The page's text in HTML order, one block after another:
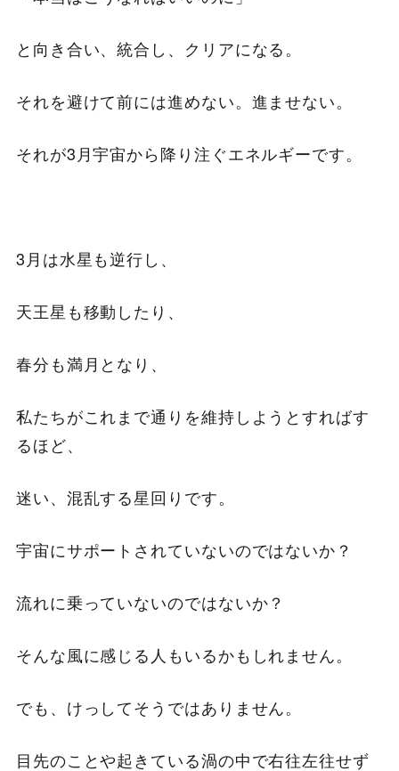
と向き合い、統合し、クリアになる。
それを避けて前には進めない。進ませない。
それが3月宇宙から降り注ぐエネルギーです。
3月は水星も逆行し、
天王星も移動したり、
春分も満月となり、
私たちがこれまで通りを維持しようとすればす
るほど、
迷い、混乱する星回りです。
宇宙にサポートされていないのではないか？
流れに乗っていないのではないか？
そんな風に感じる人もいるかもしれません。
でも、けっしてそうではありません。
目先のことや起きている渦の中で右往左往せず